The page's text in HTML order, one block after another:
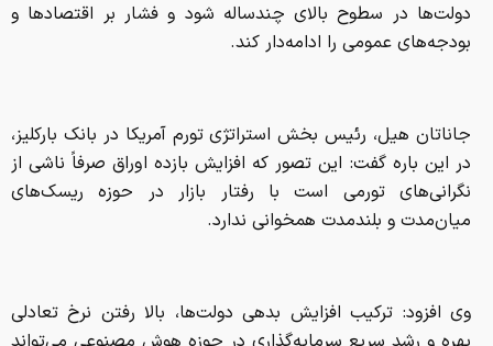
دولت‌ها در سطوح بالای چندساله شود و فشار بر اقتصادها و
بودجه‌های عمومی را ادامه‌دار کند.
جاناتان هیل، رئیس بخش استراتژی تورم آمریکا در بانک بارکلیز،
در این باره گفت: این تصور که افزایش بازده اوراق صرفاً ناشی از
نگرانی‌های تورمی است با رفتار بازار در حوزه ریسک‌های
میان‌مدت و بلندمدت همخوانی ندارد.
وی افزود: ترکیب افزایش بدهی دولت‌ها، بالا رفتن نرخ تعادلی